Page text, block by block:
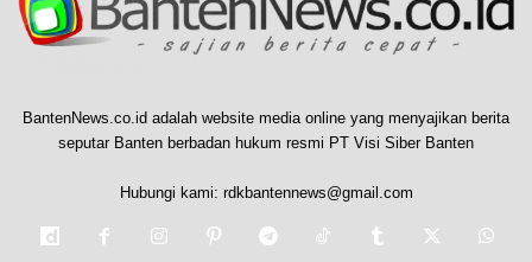
BantenNews.co.id adalah website media online yang menyajikan berita
seputar Banten berbadan hukum resmi PT Visi Siber Banten
Hubungi kami: rdkbantennews@gmail.com